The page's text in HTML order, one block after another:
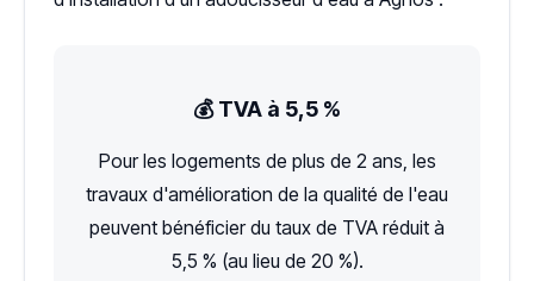
💰 TVA à 5,5 %
Pour les logements de plus de 2 ans, les
travaux d'amélioration de la qualité de l'eau
peuvent bénéficier du taux de TVA réduit à
5,5 % (au lieu de 20 %).